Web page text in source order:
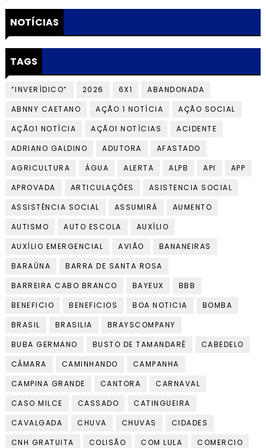
NOTÍCIAS
TAGS
“INVERÍDICO” 2026 6X1
ABANDONADA
ABNNY CAETANO
AÇÃO 1 NOTÍCIA
AÇÃO SOCIAL
AÇÃO1 NOTÍCIA
AÇÃO1 NOTÍCIAS
ACIDENTE
ADRIANO GALDINO
ADUTORA
AFASTADO
AGRICULTURA
ÁGUA ALERTA ALPB API
APP
APROVADA
ARTICULAÇÕES
ASISTENCIA SOCIAL
ASSISTÊNCIA SOCIAL
ASSUMIRÁ
AUMENTO
AUTISMO
AUTO ESCOLA
AUXÍLIO
AUXÍLIO EMERGENCIAL
AVIÃO
BANANEIRAS
BARAÚNA
BARRA DE SANTA ROSA
BARREIRA CABO BRANCO
BAYEUX
BBB
BENEFICIO
BENEFICIOS BOA NOTICIA
BOMBA
BRASIL
BRASILIA
BRAYSCOMPANY
BUBA GERMANO
BUSTO DE TAMANDARÉ
CABEDELO
CÂMARA
CAMINHANDO
CAMPANHA
CAMPINA GRANDE
CANTORA
CARNAVAL
CASO MILCE
CASSADO
CATINGUEIRA
CAVALGADA
CHUVA CHUVAS
CIDADES
CNH GRATUITA
COLISÃO COM LULA
COMERCIO